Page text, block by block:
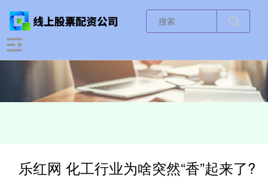
乐红网 化工行业为啥突然“香”起来了?